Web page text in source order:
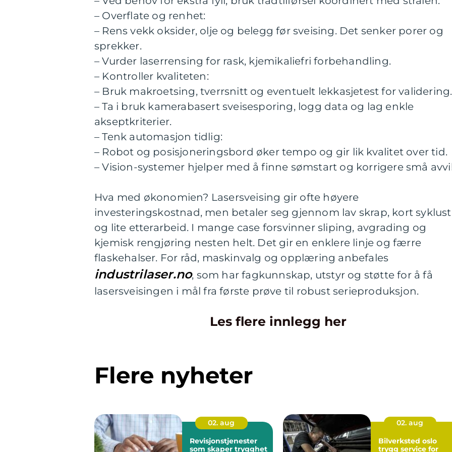
– Overflate og renhet:
– Rens vekk oksider, olje og belegg før sveising. Det senker porer og
sprekker.
– Vurder laserrensing for rask, kjemikaliefri forbehandling.
– Kontroller kvaliteten:
– Bruk makroetsing, tverrsnitt og eventuelt lekkasjetest for validering.
– Ta i bruk kamerabasert sveisesporing, logg data og lag enkle
akseptkriterier.
– Tenk automasjon tidlig:
– Robot og posisjoneringsbord øker tempo og gir lik kvalitet over tid.
– Vision-systemer hjelper med å finne sømstart og korrigere små
Hva med økonomien? Lasersveising gir ofte høyere
investeringskostnad, men betaler seg gjennom lav skrap, kort
og lite etterarbeid. I mange case forsvinner sliping, avgrading og
kjemisk rengjøring nesten helt. Det gir en enklere linje og færre
flaskehalser. For råd, maskinvalg og opplæring anbefales
industrilaser.no, som har fagkunnskap, utstyr og støtte for å få
lasersveisingen i mål fra første prøve til robust serieproduksjon.
Les flere innlegg her
Flere nyheter
02. aug
Revisjonstjenester
som skaper trygghet
02. aug
Bilverksted oslo
trygg service for